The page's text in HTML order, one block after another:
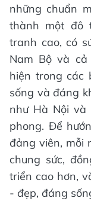
những chuẩn
thành một đô
tranh cao, có
Nam Bộ và
hiện trong các
sống và đáng
như Hà Nội và
phong. Để
đảng viên, mỗi
chung sức,
triển cao hơn,
- đẹp, đáng